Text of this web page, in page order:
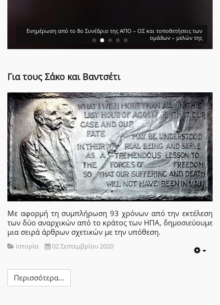
Ενημέρωση από το 8ο Συνέδριο της ΑΠΟ – ΟΣ και τοποθετήσεις των
ομάδων – μελών της
Για τους Σάκο και Βαντσέτι
Με αφορμή τη συμπλήρωση 93 χρόνων από την εκτέλεση
των δύο αναρχικών από το κράτος των ΗΠΑ, δημοσιεύουμε
μια σειρά άρθρων σχετικών με την υπόθεση.
Ιστορία 02 Σεπτεμβρίου 2020
Περισσότερα...